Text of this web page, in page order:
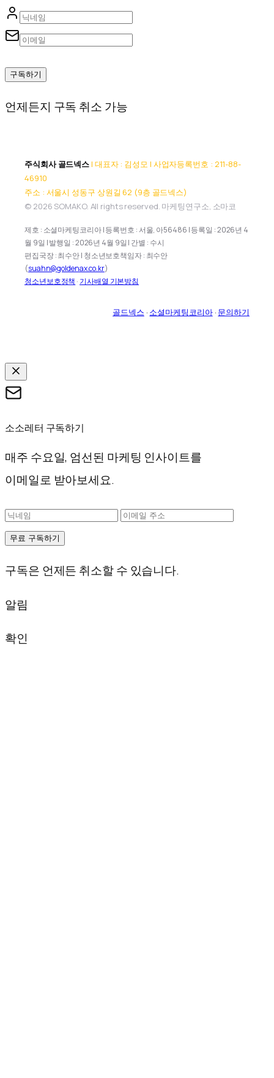
구독하기
언제든지 구독 취소 가능
주식회사 골드넥스| 대표자 : 김성모 | 사업자등록번호 : 211-88-
46910
주소 : 서울시 성동구 상원길 62 (9층 골드넥스)
© 2026 SOMAKO. All rights reserved. 마케팅연구소, 소마코
제호 : 소셜마케팅코리아 | 등록번호 : 서울, 아56486 | 등록일 : 2026년 4
월 9일 | 발행일 : 2026년 4월 9일 | 간별 : 수시
편집국장 : 최수안 | 청소년보호책임자 : 최수안
(suahn@goldenax.co.kr)
청소년보호정책 · 기사배열 기본방침
골드넥스 · 소셜마케팅코리아· 문의하기
소소레터 구독하기
매주 수요일, 엄선된 마케팅 인사이트를
이메일로 받아보세요.
무료 구독하기
구독은 언제든 취소할 수 있습니다.
알림
확인